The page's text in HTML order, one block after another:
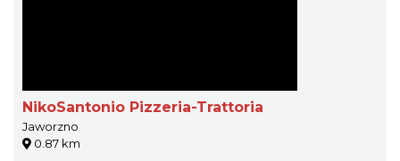
NikoSantonio Pizzeria-Trattoria
Jaworzno
0.87 km